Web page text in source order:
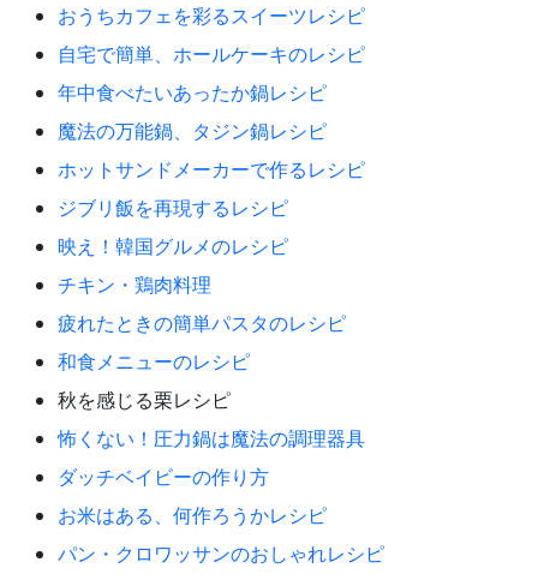
おうちカフェを彩るスイーツレシピ
自宅で簡単、ホールケーキのレシピ
年中食べたいあったか鍋レシピ
魔法の万能鍋、タジン鍋レシピ
ホットサンドメーカーで作るレシピ
ジブリ飯を再現するレシピ
映え！韓国グルメのレシピ
チキン・鶏肉料理
疲れたときの簡単パスタのレシピ
和食メニューのレシピ
秋を感じる栗レシピ
怖くない！圧力鍋は魔法の調理器具
ダッチベイビーの作り方
お米はある、何作ろうかレシピ
パン・クロワッサンのおしゃれレシピ